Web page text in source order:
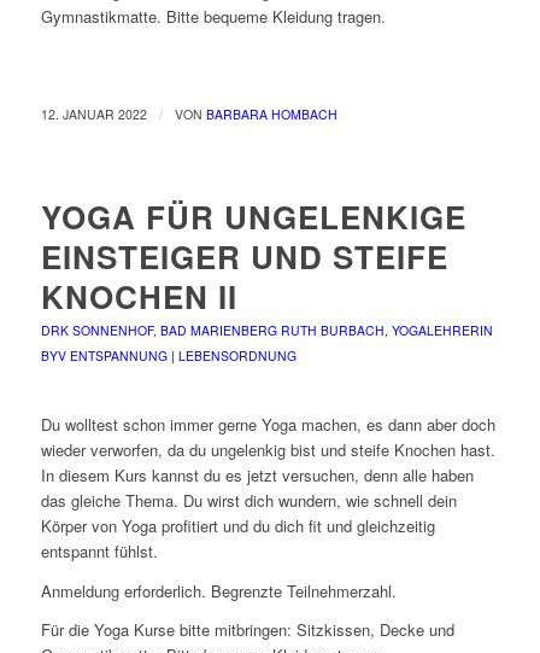
Gymnastikmatte. Bitte bequeme Kleidung tragen.
12. JANUAR 2022 / VON BARBARA HOMBACH
YOGA FÜR UNGELENKIGE
EINSTEIGER UND STEIFE
KNOCHEN II
DRK SONNENHOF, BAD MARIENBERG RUTH BURBACH, YOGALEHRERIN
BYV ENTSPANNUNG | LEBENSORDNUNG
Du wolltest schon immer gerne Yoga machen, es dann aber doch
wieder verworfen, da du ungelenkig bist und steife Knochen hast.
In diesem Kurs kannst du es jetzt versuchen, denn alle haben
das gleiche Thema. Du wirst dich wundern, wie schnell dein
Körper von Yoga profitiert und du dich fit und gleichzeitig
entspannt fühlst.
Anmeldung erforderlich. Begrenzte Teilnehmerzahl.
Für die Yoga Kurse bitte mitbringen: Sitzkissen, Decke und